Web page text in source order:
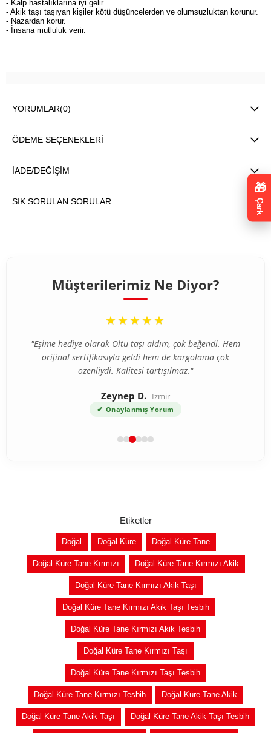
- Kalp hastalıklarına iyi gelir.
- Akik taşı taşıyan kişiler kötü düşüncelerden ve olumsuzluktan korunur.
- Nazardan korur.
- İnsana mutluluk verir.
YORUMLAR(0)
ÖDEME SEÇENEKLERI
İADE/DEĞIŞIM
SIK SORULAN SORULAR
Müşterilerimiz Ne Diyor?
“
★★★★★
"Eşime hediye olarak Oltu taşı aldım, çok beğendi. Hem
orijinal sertifikasıyla geldi hem de kargolama çok
özenliydi. Kalitesi tartışılmaz."
Zeynep D. İzmir
✔ Onaylanmış Yorum
Etiketler
Doğal Doğal Küre Doğal Küre Tane
Doğal Küre Tane Kırmızı Doğal Küre Tane Kırmızı Akik
Doğal Küre Tane Kırmızı Akik Taşı
Doğal Küre Tane Kırmızı Akik Taşı Tesbih
Doğal Küre Tane Kırmızı Akik Tesbih
Doğal Küre Tane Kırmızı Taşı
Doğal Küre Tane Kırmızı Taşı Tesbih
Doğal Küre Tane Kırmızı Tesbih Doğal Küre Tane Akik
Doğal Küre Tane Akik Taşı Doğal Küre Tane Akik Taşı Tesbih
🎁
Çark